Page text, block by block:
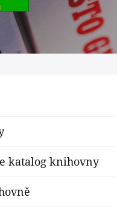
katalog knihovny